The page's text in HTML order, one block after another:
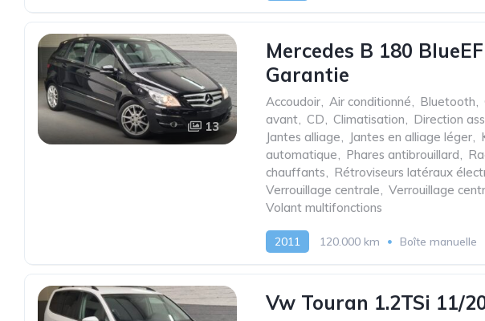
13
Mercedes B 180
Garantie
Accoudoir, Air conditionné, Bluetooth,
avant, CD, Climatisation, Direction
Jantes alliage, Jantes en alliage léger,
automatique, Phares antibrouillard,
chauffants, Rétroviseurs latéraux
Verrouillage centrale, Verrouillage
Volant multifonctions
2011 120.000 km Boîte manuelle
Vw Touran 1.2TSi 11/